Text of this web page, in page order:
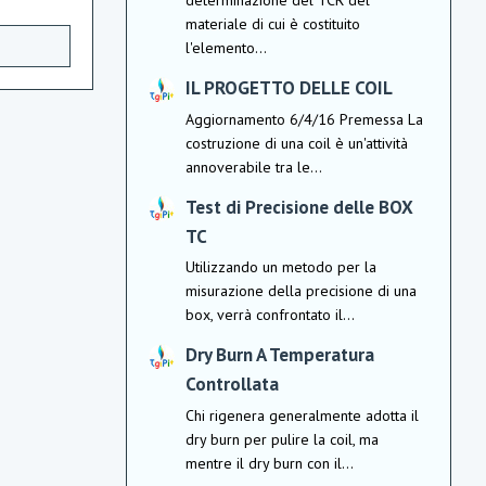
materiale di cui è costituito
l'elemento...
IL PROGETTO DELLE COIL
Aggiornamento 6/4/16 Premessa La
costruzione di una coil è un'attività
annoverabile tra le...
Test di Precisione delle BOX
TC
Utilizzando un metodo per la
misurazione della precisione di una
box, verrà confrontato il...
Dry Burn A Temperatura
Controllata
Chi rigenera generalmente adotta il
dry burn per pulire la coil, ma
mentre il dry burn con il...